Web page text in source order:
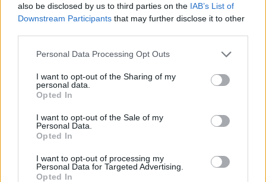
also be disclosed by us to third parties on the IAB’s List of
Downstream Participants that may further disclose it to other
Please note that this website/app uses one or more Google
not limited to your visit or usage behaviour. You may click to
grant or deny consent to Google and its third-party tags to
use your data for below specified purposes in below Google
consent section.
Personal Data Processing Opt Outs
I want to opt-out of the Sharing of my
personal data.
Opted In
I want to opt-out of the Sale of my
Personal Data.
Opted In
I want to opt-out of processing my
Personal Data for Targeted Advertising.
Opted In
per risultati sorprendenti
Beatrice Bonaventura · 8 Ago 2026